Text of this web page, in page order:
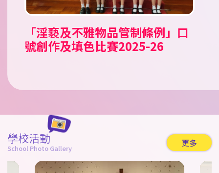
「淫褻及不雅物品管制條例」口
號創作及填色比賽2025-26
公民田徑錦標賽 2026
Tell A Tale Children’s
Storytelling Competition
「童心共讀國家歷史人物」小學
人文科閱讀活動比賽
2026新星啟德盃田徑錦標賽
霓裳裏的中國 華服親子設計比賽
香工思高盃小學足球邀請賽
嘉栢理念小學足球邀請賽2026
二零二六年香港花卉展覽（花
展）賽馬會學生繪畫比賽
香港青少年田徑分齡賽2026 (一)
2026新星新春兒童及少年田徑賽
南區小學生五人足球賽 2025/26
第十五屆（2025-2026）「閃耀
之星」才華拓展獎學金頒獎典禮
《我要讚佢》「最值得表揚學生
獎勵計劃」
聖公會小學第二十九屆數學奧林
匹克比賽
聖公會小學第二十九屆數學奧林
匹克比賽
沙田武術錦標賽
沙田武術錦標賽2025
愛國共融•彩繪舊城@中西區公
民教育填色比賽
第十二屆全港小學數學挑戰賽
學校活動
School Photo Gallery 更多